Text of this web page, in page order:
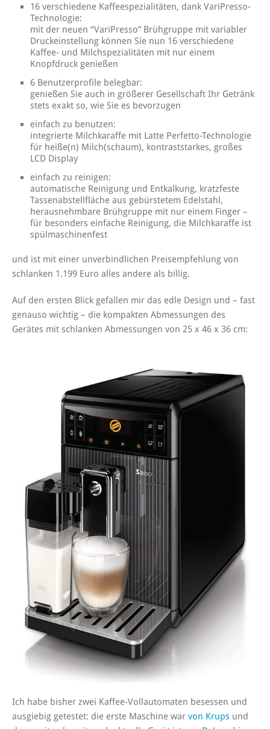
16 verschiedene Kaffeespezialitäten, dank VariPresso-
Technologie:
mit der neuen “VariPresso” Brühgruppe mit variabler
Druckeinstellung können Sie nun 16 verschiedene
Kaffee- und Milchspezialitäten mit nur einem
Knopfdruck genießen
6 Benutzerprofile belegbar:
genießen Sie auch in größerer Gesellschaft Ihr Getränk
stets exakt so, wie Sie es bevorzugen
einfach zu benutzen:
integrierte Milchkaraffe mit Latte Perfetto-Technologie
für heiße(n) Milch(schaum), kontraststarkes, großes
LCD Display
einfach zu reinigen:
automatische Reinigung und Entkalkung, kratzfeste
Tassenabstellfläche aus gebürstetem Edelstahl,
herausnehmbare Brühgruppe mit nur einem Finger –
für besonders einfache Reinigung, die Milchkaraffe ist
spülmaschinenfest
und ist mit einer unverbindlichen Preisempfehlung von
schlanken 1.199 Euro alles andere als billig.
Auf den ersten Blick gefallen mir das edle Design und – fast
genauso wichtig – die kompakten Abmessungen des
Gerätes mit schlanken Abmessungen von 25 x 46 x 36 cm:
Ich habe bisher zwei Kaffee-Vollautomaten besessen und
ausgiebig getestet: die erste Maschine war von Krups und